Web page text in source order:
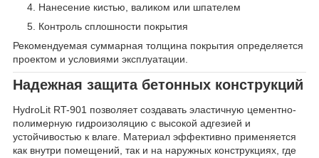
Нанесение кистью, валиком или шпателем
Контроль сплошности покрытия
Рекомендуемая суммарная толщина покрытия определяется
проектом и условиями эксплуатации.
Надежная защита бетонных конструкций
HydroLit RT-901 позволяет создавать эластичную цементно-
полимерную гидроизоляцию с высокой адгезией и
устойчивостью к влаге. Материал эффективно применяется
как внутри помещений, так и на наружных конструкциях, где